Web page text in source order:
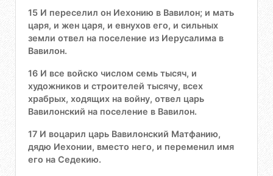
15 И переселил он Иехонию в Вавилон; и мать
царя, и жен царя, и евнухов его, и сильных
земли отвел на поселение из Иерусалима в
Вавилон.
16 И все войско числом семь тысяч, и
художников и строителей тысячу, всех
храбрых, ходящих на войну, отвел царь
Вавилонский на поселение в Вавилон.
17 И воцарил царь Вавилонский Матфанию,
дядю Иехонии, вместо него, и переменил имя
его на Седекию.